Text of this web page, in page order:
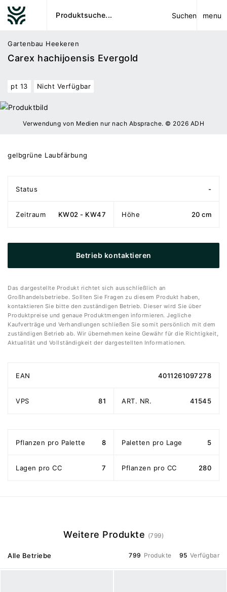
Suchen menu
Gartenbau Heekeren
Carex hachijoensis Evergold
pt 13 Nicht Verfügbar
Verwendung von Medien nur nach Absprache. © 2026 ADH
gelbgrüne Laubfärbung
Status -
Zeitraum KW02 - KW47 Höhe 20 cm
Betrieb kontaktieren
Das dargestellte Produkt richtet sich ausschließlich an
Großhandelsbetriebe. Sollten Sie Fragen zu diesem Produkt haben,
kontaktieren Sie bitte den zuständigen Betrieb. Dieser wird Sie über
Produktpreise und genaue Produktmengen informieren. Jegliche
Kaufverträge und Verhandlungen schließen Sie somit persönlich mit dem
zuständigen Betrieb ab. Wir übernehmen keine Gewähr für die Richtigkeit,
Aktualität und Vollständigkeit der dargestellten Informationen.
EAN 4011261097278
VPS 81 ART. NR. 41545
Pflanzen pro Palette 8 Paletten pro Lage 5
Lagen pro CC 7 Pflanzen pro CC 280
Weitere Produkte (799)
Alle Betriebe 799 Produkte 95 Verfügbar